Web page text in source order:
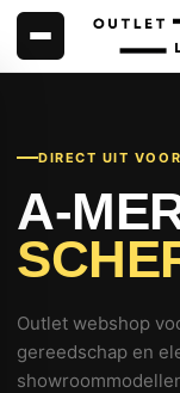
DIRECT UIT
A-
Outlet webshop
gereedschap en